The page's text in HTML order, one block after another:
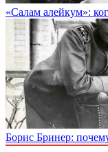
«Салам алейкум»:
Борис Бринер: